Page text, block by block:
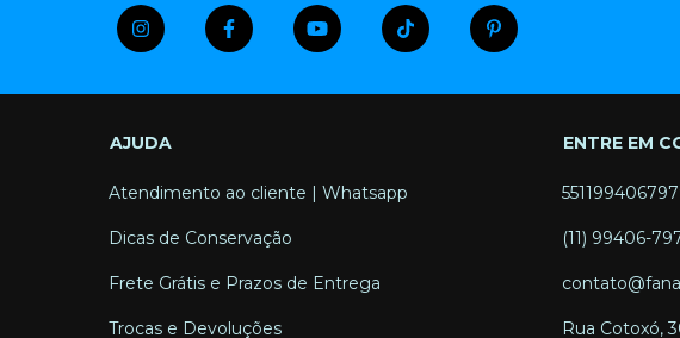
AJUDA
Atendimento ao cliente | Whatsapp
Dicas de Conservação
Frete Grátis e Prazos de Entrega
Trocas e Devoluções
ENTRE EM
(11) 99406-
Rua Cotoxó,